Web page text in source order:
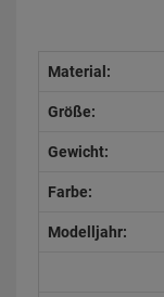
Material:
Größe:
Gewicht:
Farbe:
Modelljahr: